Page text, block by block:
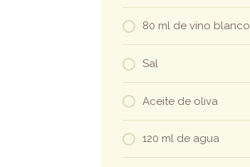
80 ml de vino blanco
Sal
Aceite de oliva
120 ml de agua